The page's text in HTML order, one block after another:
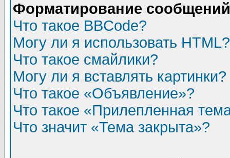
Форматирование
Что такое BBCode?
Могу ли я использовать HTML?
Что такое смайлики?
Могу ли я вставлять картинки?
Что такое «Объявление»?
Что такое «Прилепленная
Что значит «Тема закрыта»?